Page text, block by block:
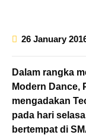
26 January
Dalam rangka
Modern Dance,
mengadakan
pada hari
bertempat di